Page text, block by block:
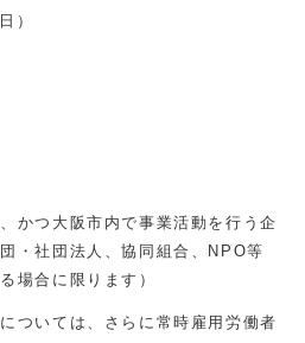
）
かつ大阪市内で事業活動を行う企
・社団法人、協同組合、NPO等
場合に限ります）
ついては、さらに常時雇用労働者